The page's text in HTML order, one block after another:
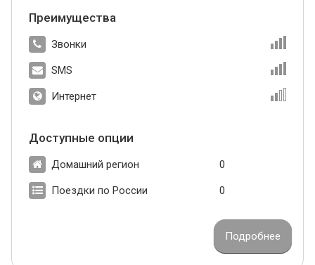
Преимущества
Звонки
SMS
Интернет
Доступные опции
Домашний регион 0
Поездки по России 0
Подробнее